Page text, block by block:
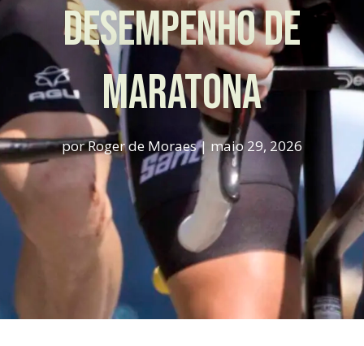
Desempenho de
Maratona
porRoger de Moraes| maio 29, 2026